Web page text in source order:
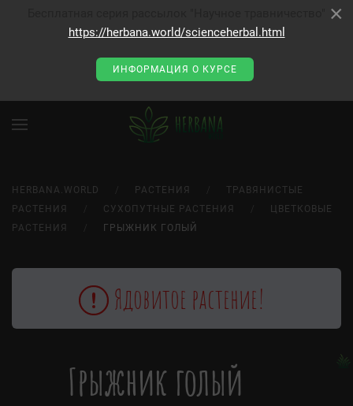
×
https://herbana.world/scienceherbal.html
ИНФОРМАЦИЯ О КУРСЕ
HERBANA.WORLD РАСТЕНИЯ
ТРАВЯНИСТЫЕ
РАСТЕНИЯ
СУХОПУТНЫЕ РАСТЕНИЯ
ЦВЕТКОВЫЕ
РАСТЕНИЯ
ГРЫЖНИК ГОЛЫЙ
Ядовитое растение!
Грыжник голый
×